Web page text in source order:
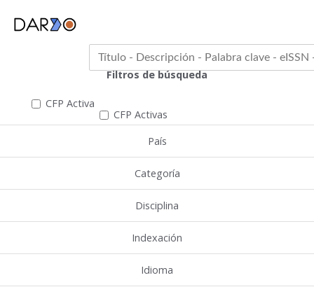
CFP Activas
Filtros de búsqueda
CFP Activa
País
Categoría
Disciplina
Indexación
Idioma